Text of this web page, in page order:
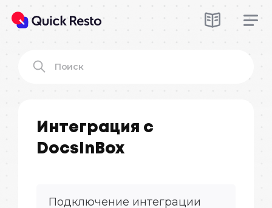
Интеграция с
DocsInBox
Подключение интеграции